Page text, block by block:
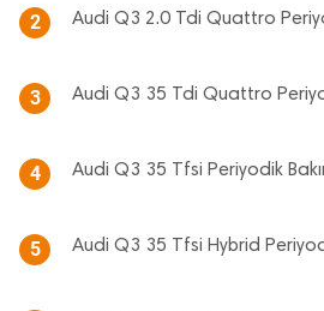
2 Audi Q3 2.0 Tdi Quattro
3 Audi Q3 35 Tdi Quattro
4 Audi Q3 35 Tfsi Periyodik
5 Audi Q3 35 Tfsi Hybrid